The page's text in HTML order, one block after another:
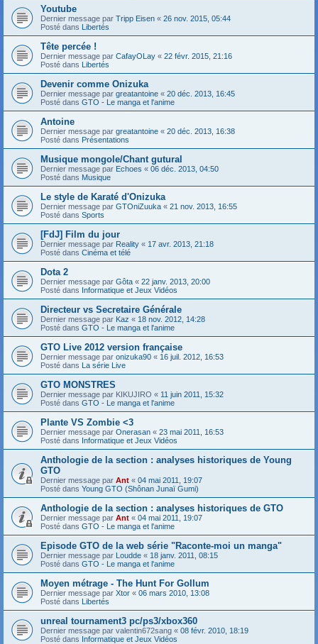
Youtube
Dernier message par Tripp Eisen « 26 nov. 2015, 05:44
Posté dans Libertés
Tête percée !
Dernier message par CafayOLay « 22 févr. 2015, 21:16
Posté dans Libertés
Devenir comme Onizuka
Dernier message par greatantoine « 20 déc. 2013, 16:45
Posté dans GTO - Le manga et l'anime
Antoine
Dernier message par greatantoine « 20 déc. 2013, 16:38
Posté dans Présentations
Musique mongole/Chant gutural
Dernier message par Echoes « 06 déc. 2013, 04:50
Posté dans Musique
Le style de Karaté d'Onizuka
Dernier message par GTOniZuuka « 21 nov. 2013, 16:55
Posté dans Sports
[FdJ] Film du jour
Dernier message par Reality « 17 avr. 2013, 21:18
Posté dans Cinéma et télé
Dota 2
Dernier message par Gôta « 22 janv. 2013, 20:00
Posté dans Informatique et Jeux Vidéos
Directeur vs Secretaire Générale
Dernier message par Kaz « 18 nov. 2012, 14:28
Posté dans GTO - Le manga et l'anime
GTO Live 2012 version française
Dernier message par onizuka90 « 16 juil. 2012, 16:53
Posté dans La série Live
GTO MONSTRES
Dernier message par KIKUJIRO « 11 juin 2011, 15:32
Posté dans GTO - Le manga et l'anime
Plante VS Zombie <3
Dernier message par Onerasan « 23 mai 2011, 16:53
Posté dans Informatique et Jeux Vidéos
Anthologie de la section : analyses historiques de Young
GTO
Dernier message par Ant « 04 mai 2011, 19:07
Posté dans Young GTO (Shônan Junaï Gumi)
Anthologie de la section : analyses historiques de GTO
Dernier message par Ant « 04 mai 2011, 19:07
Posté dans GTO - Le manga et l'anime
Episode GTO de la web série "Raconte-moi un manga"
Dernier message par Loudde « 18 janv. 2011, 08:15
Posté dans GTO - Le manga et l'anime
Moyen métrage - The Hunt For Gollum
Dernier message par Xtor « 06 mars 2010, 13:08
Posté dans Libertés
unreal tournament3 pc/ps3/xbox360
Dernier message par valentin672sang « 08 févr. 2010, 18:19
Posté dans Informatique et Jeux Vidéos